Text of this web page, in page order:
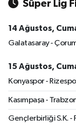
Süper Lig
14 Ağustos,
Galatasaray -
15 Ağustos,
Konyaspor -
Kasımpaşa -
Gençlerbirliği S.K. -